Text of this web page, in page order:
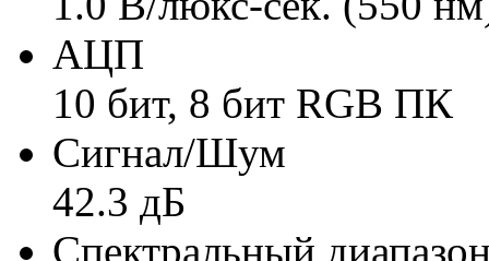
АЦП
10 бит, 8 бит RGB ПК
Сигнал/Шум
42.3 дБ
Спектральный